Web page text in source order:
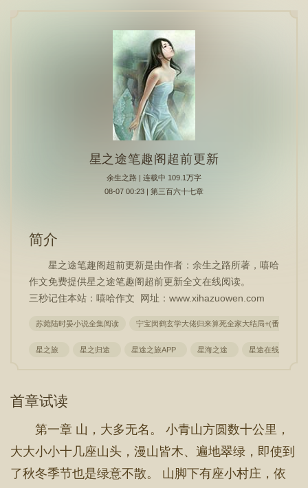
星之途笔趣阁超前更新
余生之路 | 连载中 109.1万字
08-07 00:23 | 第三百六十七章
简介
星之途笔趣阁超前更新是由作者：余生之路所著，嘻哈
作文免费提供星之途笔趣阁超前更新全文在线阅读。
三秒记住本站：嘻哈作文 网址：www.xihazuowen.com
苏菀陆时晏小说全集阅读 宁宝闵鹤玄学大佬归来算死全家大结局+(番外)
星之旅 星之归途 星途之旅APP 星海之途 星途在线阅读
首章试读
第一章 山，大多无名。 小青山方圆数十公里，
大大小小十几座山头，漫山皆木、遍地翠绿，即使到
了秋冬季节也是绿意不散。 山脚下有座小村庄，依